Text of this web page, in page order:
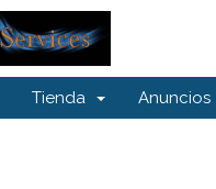
Tienda Anuncios